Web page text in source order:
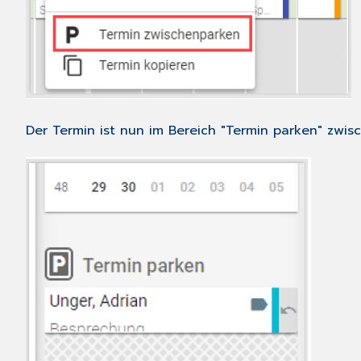
Der Termin ist nun im Bereich "Termin parken"